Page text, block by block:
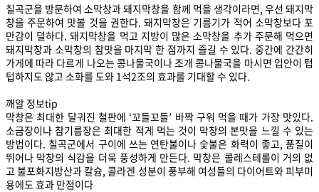
칠곡군을 방문하여 소막창과 돼지막창을 함께 먹을 생각이라면, 우선 돼지막
창을 주문하여 맛볼 것을 권한다. 돼지막창은 기름기가 적어 소막창보다 포
만감이 덜하다. 돼지막창을 먹고 지방이 많은 소막창을 추가 주문해 먹으면
돼지막창과 소막창의 참맛을 마지막 한 점까지 즐길 수 있다. 중간에 간간히
가게에 따라 다르게 나오는 콩나물국이나 조개 콩나물국을 마시면 입안이 텁
텁하지도 않고 소화를 도와 1석2조의 효과를 기대할 수 있다.
깨알 정보tip
막창은 최대한 달궈진 철판에 ‘꼬들꼬들’ 바짝 구워 먹을 때가 가장 맛있다.
소금장이나 참기름장은 최대한 적게 먹는 것이 막창의 본맛을 느낄 수 있는
방법이다. 칠곡군에서 구이에 쓰는 연탄불이나 숯불은 화력이 좋고, 품질이
뛰어나 막창의 식감을 더욱 풍성하게 만든다. 막창은 콜레스테롤이 거의 없
고 불포화지방산과 칼슘, 콜라겐 성분이 풍부해 여성들의 다이어트와 피부미
용에도 효과 만점이다